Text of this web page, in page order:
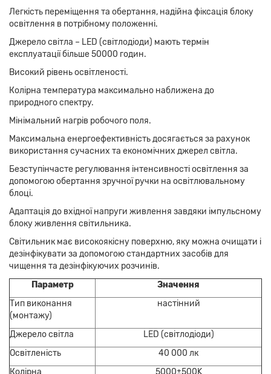
Легкість переміщення та обертання, надійна фіксація блоку
освітлення в потрібному положенні.
Джерело світла – LED (світлодіоди) мають термін
експлуатації більше 50000 годин.
Високий рівень освітленості.
Колірна температура максимально наближена до
природного спектру.
Мінімальний нагрів робочого поля.
Максимальна енергоефективність досягається за рахунок
використання сучасних та економічних джерел світла.
Безступінчасте регулювання інтенсивності освітлення за
допомогою обертання зручної ручки на освітлювальному
блоці.
Адаптація до вхідної напруги живлення завдяки імпульсному
блоку живлення світильника.
Світильник має високоякісну поверхню, яку можна очищати і
дезінфікувати за допомогою стандартних засобів для
чищення та дезінфікуючих розчинів.
Параметр
Значення
Тип виконання
(монтажу)
настінний
Джерело світла
LED (світлодіоди)
Освітленість
40 000 лк